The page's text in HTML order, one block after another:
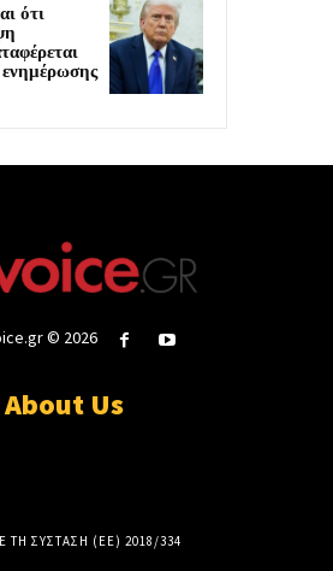
ότι
© 2026
About Us
ΣΥΣΤΑΣΗ (ΕΕ) 2018/334